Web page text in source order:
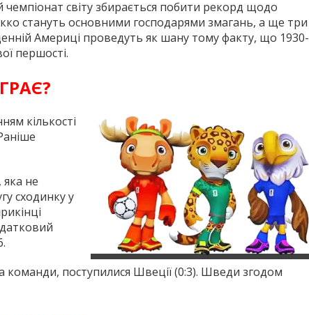
чемпіонат світу збирається побити рекорд щодо
стануть основними господарями змагань, а ще три
Америці проведуть як шану тому факту, що 1930-
першості.
кількості
не
сходинку у
команди, поступилися Швеції (0:3). Шведи згодом